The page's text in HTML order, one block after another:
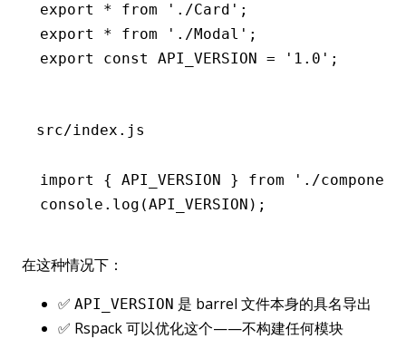
export
* from './Card' ;
export
* from './Modal' ;
export
const API_VERSION = '1.0' ;
src/index.js
import { API_VERSION } from './
console .log (API_VERSION );
在这种情况下：
✅ API_VERSION 是 barrel 文件本身的具名导出
✅ Rspack 可以优化这个——不构建任何模块